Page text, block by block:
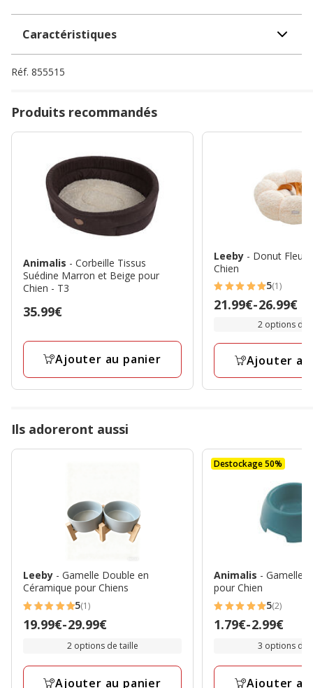
Caractéristiques
Réf. 855515
Produits recommandés
Animalis - Corbeille Tissus
Suédine Marron et Beige pour
Chien - T3
Prix
35.99€
Ajouter au panier
Leeby - Donut Fleur
Chien
5
étoiles
1
5(1)
Prix
26.99€
21.99€-26.99€
2 options de
Ajouter
Ils adoreront aussi
Leeby - Gamelle Double en
Céramique pour Chiens
5
étoiles
1
5(1)
Prix
à
19.99€-29.99€
2 options de taille
Ajouter au panier
Destockage 50%
Animalis - Gamelle
pour Chien
5
étoiles
2
5(2)
Prix
à
1.79€-2.99€
3 options de
Ajouter